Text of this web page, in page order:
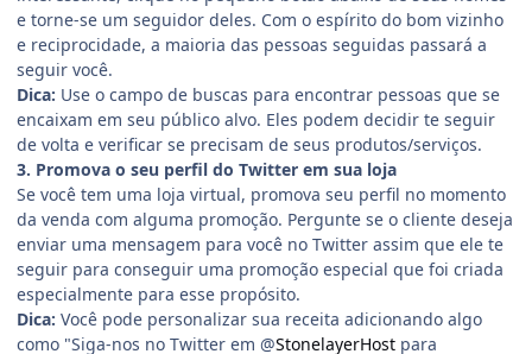
e torne-se um seguidor deles. Com o espírito do bom vizinho
e reciprocidade, a maioria das pessoas seguidas passará a
seguir você.
Dica: Use o campo de buscas para encontrar pessoas que se
encaixam em seu público alvo. Eles podem decidir te seguir
de volta e verificar se precisam de seus produtos/serviços.
3. Promova o seu perfil do Twitter em sua loja
Se você tem uma loja virtual, promova seu perfil no momento
da venda com alguma promoção. Pergunte se o cliente deseja
enviar uma mensagem para você no Twitter assim que ele te
seguir para conseguir uma promoção especial que foi criada
especialmente para esse propósito.
Dica: Você pode personalizar sua receita adicionando algo
como "Siga-nos no Twitter em @StonelayerHost para